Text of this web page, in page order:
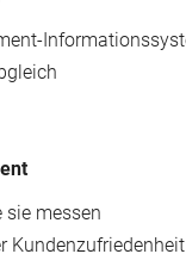
sie messen
Kundenzufriedenheit